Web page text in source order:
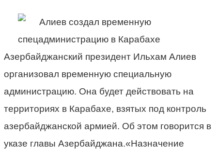
Азербайджанский президент Ильхам Алиев
организовал временную специальную
администрацию. Она будет действовать на
территориях в Карабахе, взятых под контроль
азербайджанской армией. Об этом говорится в
указе главы Азербайджана.«Назначение